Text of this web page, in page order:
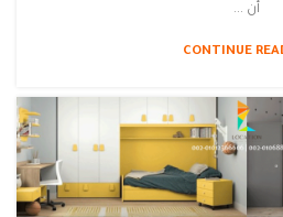
أن ...
CONTINUE